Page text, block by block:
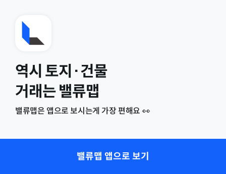
역시 토지·건물
거래는 밸류맵
밸류맵은 앱으로 보시는게 가장 편해요 👀
밸류맵 앱으로 보기